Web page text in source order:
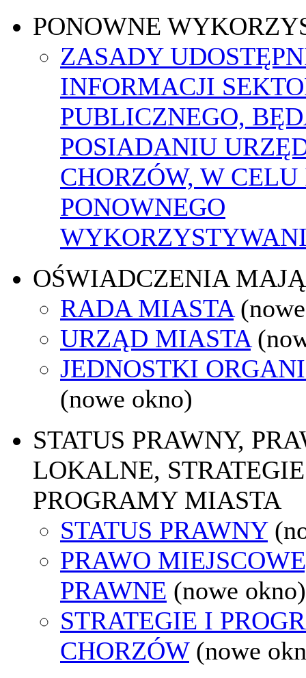
PONOWNE
ZASADY
INFORMACJI
PUBLICZNEGO,
POSIADANIU
CHORZÓW, W
PONOWNEGO
OŚWIADCZENIA
RADA MIASTA
URZĄD MIASTA
JEDNOSTKI
(nowe okno)
STATUS PRAWNY,
LOKALNE,
PROGRAMY MIASTA
STATUS PRAWNY
PRAWO
PRAWNE (nowe okno)
STRATEGIE I
CHORZÓW (nowe